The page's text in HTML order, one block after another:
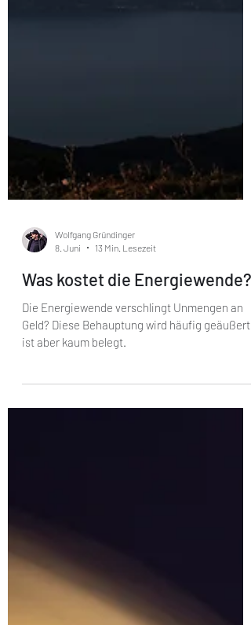
8. Juni
13 Min. Lesezeit
Was kostet die Energiewende?
Die Energiewende verschlingt Unmengen an